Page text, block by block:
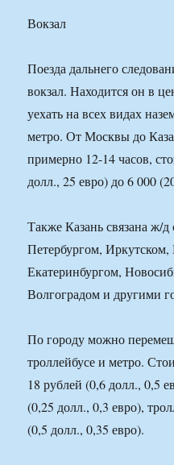
Вокзал
Поезда дальнего
вокзал. Находится он в
уехать на всех видах
метро. От Москвы до
примерно 12-14 часов,
долл., 25 евро) до 6 000
Также Казань связана ж/
Петербургом,
Екатеринбургом,
Волгоградом и другими
По городу можно
троллейбусе и метро.
18 рублей (0,6 долл., 0,5
(0,25 долл., 0,3 евро),
(0,5 долл., 0,35 евро).